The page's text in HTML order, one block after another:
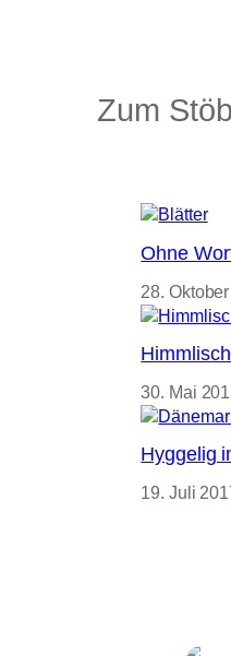
Zum
Ohne
28.
30. Mai
Hyggelig
19. Juli